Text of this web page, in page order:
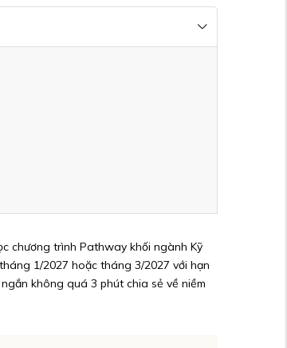
chương trình Pathway khối ngành Kỹ
1/2027 hoặc tháng 3/2027 với hạn
không quá 3 phút chia sẻ về niềm